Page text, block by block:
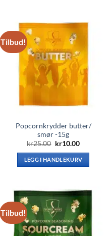
Tilbud!
Popcornkrydder butter/
smør -15g
kr25.00 Opprinnelig
var:
kr25.00.
kr10.00
er:
kr10.00.
LEGG I HANDLEKURV
Tilbud!